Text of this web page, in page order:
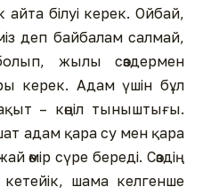
айта білуі керек. Ойбай,
деп байбалам салмай,
жылы сөздермен
керек. Адам үшін бұл
– көңіл тыныштығы.
адам қара су мен қара
өмір сүре береді. Сөздің
кетейік, шама келгенше